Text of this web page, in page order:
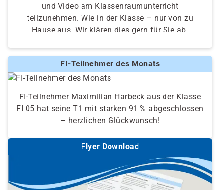
und Video am Klassenraumunterricht
teilzunehmen. Wie in der Klasse – nur von zu
Hause aus. Wir klären dies gern für Sie ab.
FI-Teilnehmer des Monats
FI-Teilnehmer Maximilian Harbeck aus der Klasse
FI 05 hat seine T1 mit starken 91 % abgeschlossen
– herzlichen Glückwunsch!
Flyer Download